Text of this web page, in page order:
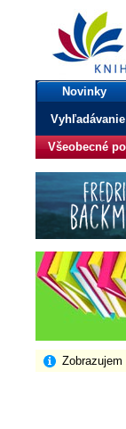
bux.sk
knihy, ktorými
Úvodná stránka
Novinky
Všeobecné